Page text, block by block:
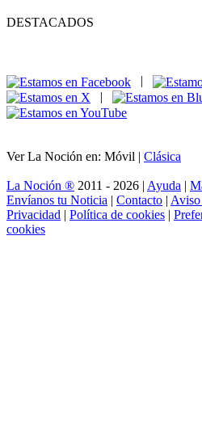
DESTACADOS
|
Ver La Noción en: Móvil | Clásica
La Noción ® 2011 - 2026 | Ayuda |
Envíanos tu Noticia | Contacto |
Privacidad | Política de cookies |
cookies